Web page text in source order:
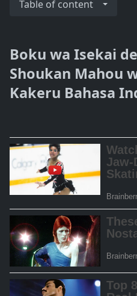
Table of content
Boku wa Isekai
Shoukan Mahou
Kakeru Bahasa